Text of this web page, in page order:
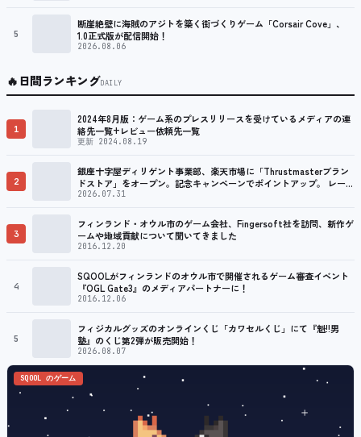
5
断崖絶壁に海賊のアジトを築く街づくりゲーム「Corsair Cove」、
1.0正式版が配信開始！
2026.08.06
🔥日間ランキングDAILY
1
2024年8月版：ゲーム系のプレスリリースを受けているメディアの連
絡先一覧+レビュー依頼先一覧
更新 2024.08.19
2
銀座十字屋ディリゲント事業部、楽天市場に「Thrustmasterブラン
ドストア」をオープン。記念キャンペーンでポイントアップ。 レーシ
ング／フライトシム向けコントローラーを中心に、幅広くラインナッ
2026.07.31
3
フィンランド・オウル市のゲーム会社、Fingersoft社を訪問、新作ゲ
ームや地域貢献について聞いてきました
2016.12.20
4
SQOOLがフィンランドのオウル市で開催されるゲーム審査イベント
『OGL Gate3』のメディアパートナーに！
2016.12.06
5
フィジカルグッズのオンラインくじ「カワセルくじ」にて『魁!!男
塾』のくじ第2弾が販売開始！
2026.08.07
SQOOL のゲーム